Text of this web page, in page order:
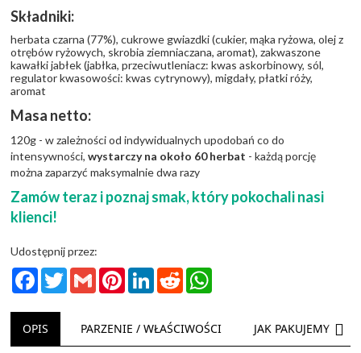
Składniki:
herbata czarna (77%), cukrowe gwiazdki (cukier, mąka ryżowa, olej z
otrębów ryżowych, skrobia ziemniaczana, aromat), zakwaszone
kawałki jabłek (jabłka, przeciwutleniacz: kwas askorbinowy, sól,
regulator kwasowości: kwas cytrynowy), migdały, płatki róży,
aromat
Masa netto:
120g - w zależności od indywidualnych upodobań co do
intensywności,wystarczy na około 60 herbat - każdą porcję
można zaparzyć maksymalnie dwa razy
Zamów teraz i poznaj smak, który pokochali nasi
klienci!
Udostępnij przez:
FacebookTwitterGmail PinterestLinkedInReddit
OPIS PARZENIE / WŁAŚCIWOŚCI JAK PAKUJEMY